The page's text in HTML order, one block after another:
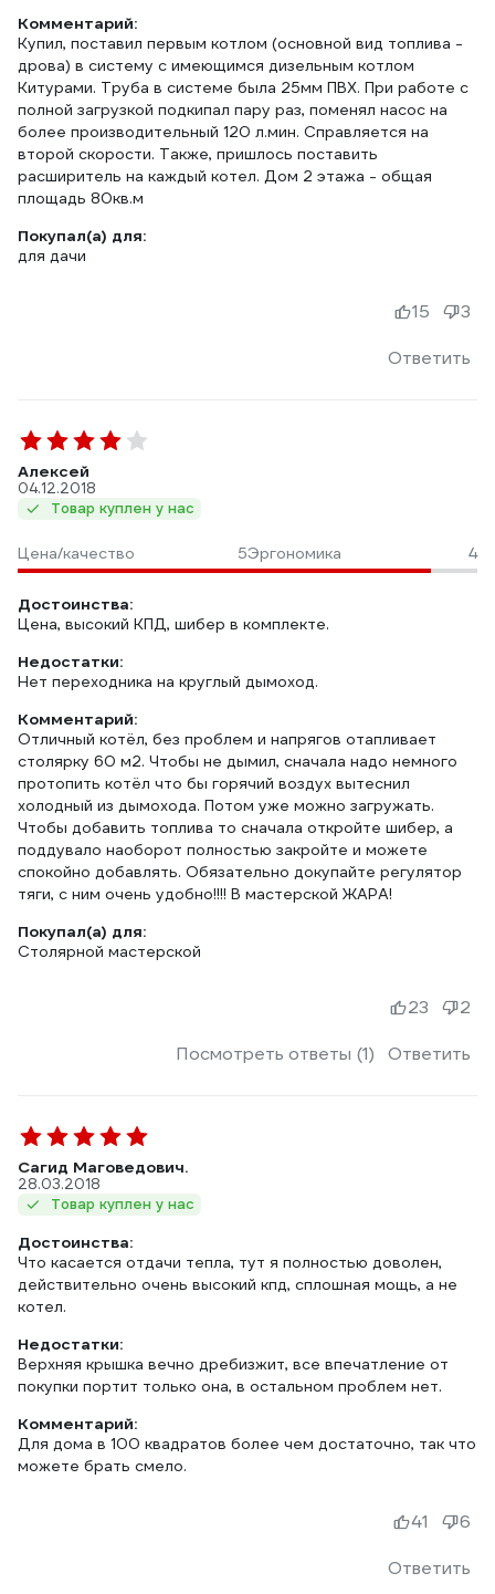
Комментарий:
Купил, поставил первым котлом (основной вид топлива -
дрова) в систему с имеющимся дизельным котлом
Китурами. Труба в системе была 25мм ПВХ. При работе с
полной загрузкой подкипал пару раз, поменял насос на
более производительный 120 л.мин. Справляется на
второй скорости. Также, пришлось поставить
расширитель на каждый котел. Дом 2 этажа - общая
площадь 80кв.м
Покупал(а) для:
для дачи
Ответить
15 3
Алексей
04.12.2018
Товар куплен у нас
Цена/качество 5Эргономика 4
Достоинства:
Цена, высокий КПД, шибер в комплекте.
Недостатки:
Нет переходника на круглый дымоход.
Комментарий:
Отличный котёл, без проблем и напрягов отапливает
столярку 60 м2. Чтобы не дымил, сначала надо немного
протопить котёл что бы горячий воздух вытеснил
холодный из дымохода. Потом уже можно загружать.
Чтобы добавить топлива то сначала откройте шибер, а
поддувало наоборот полностью закройте и можете
спокойно добавлять. Обязательно докупайте регулятор
тяги, с ним очень удобно!!!! В мастерской ЖАРА!
Покупал(а) для:
Столярной мастерской
Посмотреть ответы (1) Ответить
23 2
Сагид Маговедович.
28.03.2018
Товар куплен у нас
Достоинства:
Что касается отдачи тепла, тут я полностью доволен,
действительно очень высокий кпд, сплошная мощь, а не
котел.
Недостатки:
Верхняя крышка вечно дребизжит, все впечатление от
покупки портит только она, в остальном проблем нет.
Комментарий:
Для дома в 100 квадратов более чем достаточно, так что
можете брать смело.
Ответить
41 6